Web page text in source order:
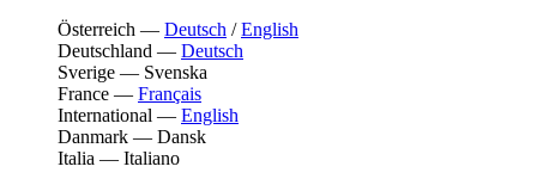
Österreich — Deutsch /English
Deutschland — Deutsch
Sverige — Svenska
France — Français
International — English
Danmark — Dansk
Italia — Italiano